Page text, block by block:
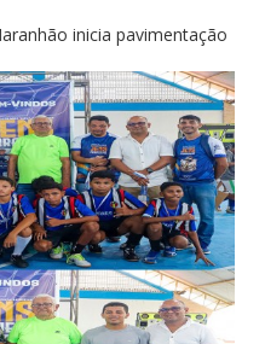
inicia pavimentação